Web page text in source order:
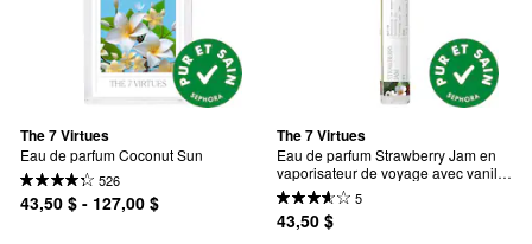
The 7 Virtues
Eau de parfum Coconut Sun
526
43,50 $ - 127,00 $
The 7 Virtues
Eau de parfum Strawberry Jam en
vaporisateur de voyage avec vanille
et guimauve 5
43,50 $